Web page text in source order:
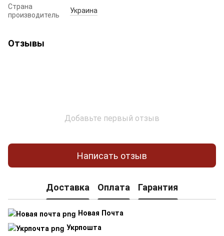
Страна
производитель
Украина
Отзывы
Добавьте первый отзыв
Написать отзыв
Доставка Оплата Гарантия
Новая Почта
Укрпошта